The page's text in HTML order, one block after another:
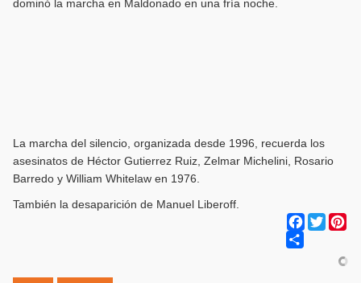
dominó la marcha en Maldonado en una fría noche.
La marcha del silencio, organizada desde 1996, recuerda los
asesinatos de Héctor Gutierrez Ruiz, Zelmar Michelini, Rosario
Barredo y William Whitelaw en 1976.
También la desaparición de Manuel Liberoff.
Facebook
Twitter